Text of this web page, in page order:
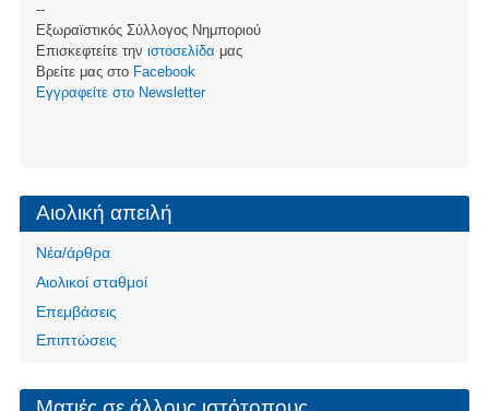
--
Εξωραϊστικός Σύλλογος Νημποριού
Επισκεφτείτε την ιστοσελίδα μας
Βρείτε μας στο Facebook
Eγγραφείτε στο Newsletter
Αιολική απειλή
Νέα/άρθρα
Αιολικοί σταθμοί
Επεμβάσεις
Επιπτώσεις